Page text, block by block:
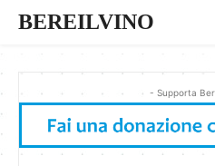
BEREILVINO
- Supporta